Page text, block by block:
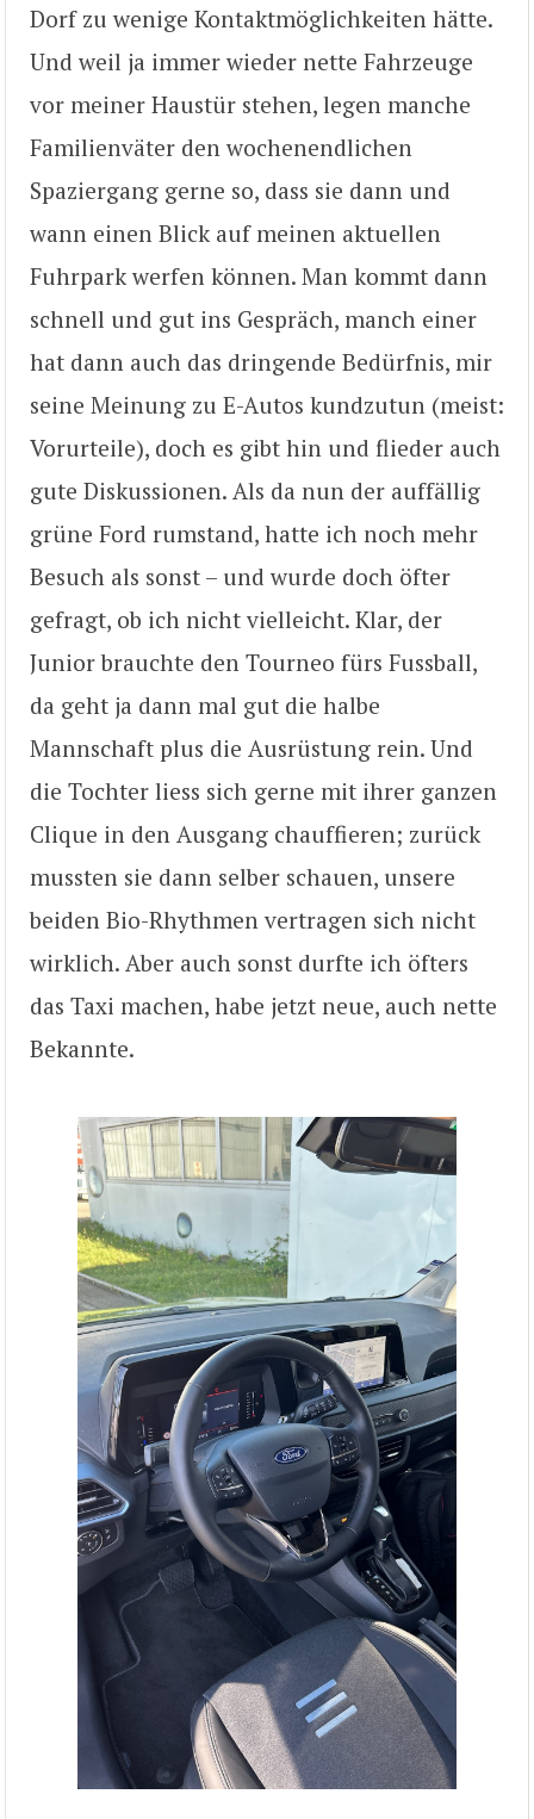
Dorf zu wenige Kontaktmöglichkeiten hätte.
Und weil ja immer wieder nette Fahrzeuge
vor meiner Haustür stehen, legen manche
Familienväter den wochenendlichen
Spaziergang gerne so, dass sie dann und
wann einen Blick auf meinen aktuellen
Fuhrpark werfen können. Man kommt dann
schnell und gut ins Gespräch, manch einer
hat dann auch das dringende Bedürfnis, mir
seine Meinung zu E-Autos kundzutun (meist:
Vorurteile), doch es gibt hin und flieder auch
gute Diskussionen. Als da nun der auffällig
grüne Ford rumstand, hatte ich noch mehr
Besuch als sonst – und wurde doch öfter
gefragt, ob ich nicht vielleicht. Klar, der
Junior brauchte den Tourneo fürs Fussball,
da geht ja dann mal gut die halbe
Mannschaft plus die Ausrüstung rein. Und
die Tochter liess sich gerne mit ihrer ganzen
Clique in den Ausgang chauffieren; zurück
mussten sie dann selber schauen, unsere
beiden Bio-Rhythmen vertragen sich nicht
wirklich. Aber auch sonst durfte ich öfters
das Taxi machen, habe jetzt neue, auch nette
Bekannte.